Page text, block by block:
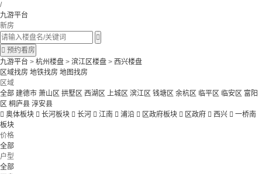
/
九游平台
新房

 预约看房
九游平台 > 杭州楼盘 > 滨江区楼盘 > 西兴楼盘
区域找房 地铁找房 地图找房
区域
全部 建德市 萧山区 拱墅区 西湖区 上城区 滨江区 钱塘区 余杭区 临平区 临安区 富阳
区 桐庐县 淳安县
 奥体板块  长河板块  长河  江南  浦沿  区政府板块  区政府  西兴  一桥南
板块
价格
全部
户型
全部